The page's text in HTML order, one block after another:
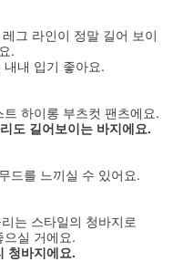
그 라인이 정말 길어 보이
.
내 입기 좋아요.
하이롱 부츠컷 팬츠에요.
도 길어보이는 바지에요.
드를 느끼실 수 있어요.
는 스타일의 청바지로
실 거에요.
청바지에요.